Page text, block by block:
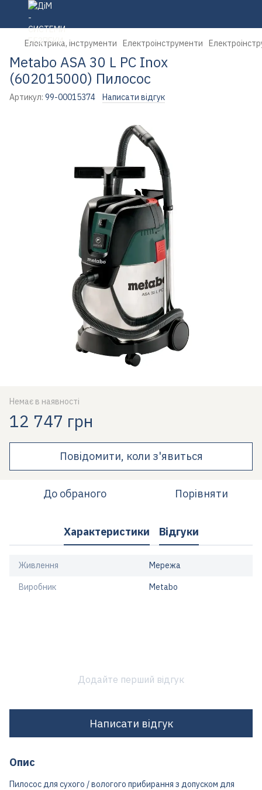
Електрика, інструменти Електроінструменти
Metabo ASA 30 L PC Inox
(602015000) Пилосос
Артикул: 99-00015374 Написати відгук
Немає в наявності
12 747 грн
Повідомити, коли з'явиться
До обраного Порівняти
Характеристики Відгуки
Живлення Мережа
Виробник Metabo
Додайте перший відгук
Написати відгук
Опис
Пилосос для сухого / вологого прибирання з допуском для